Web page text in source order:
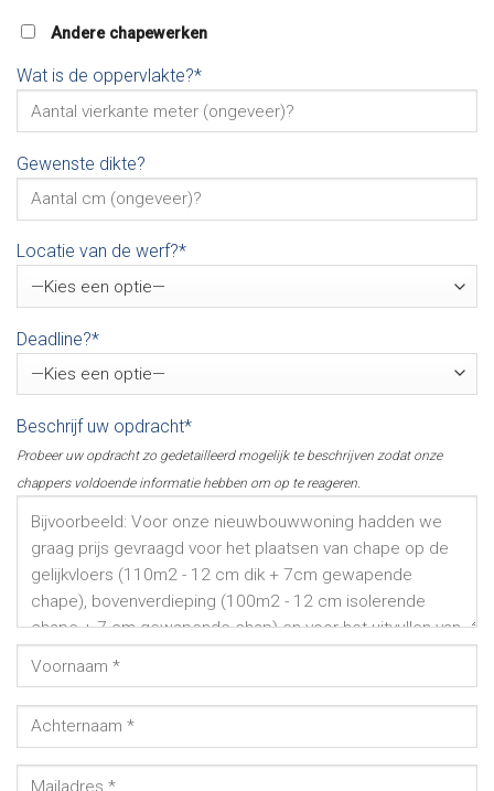
Andere chapewerken
Wat is de oppervlakte?*
Gewenste dikte?
Locatie van de werf?*
Deadline?*
Beschrijf uw opdracht*
Probeer uw opdracht zo gedetailleerd mogelijk te beschrijven zodat onze
chappers voldoende informatie hebben om op te reageren.